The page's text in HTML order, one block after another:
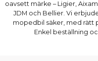
oavsett märke – Ligier,
JDM och Bellier. Vi
mopedbil säker, med rätt
Enkel beställning